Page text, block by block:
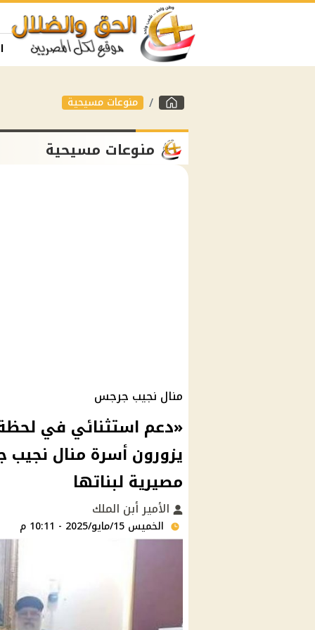
منوعات مسيحية
منوعات مسيحية
منال نجيب جرجس
«دعم استثنائي في
يزورون أسرة منال
مصيرية لبناتها
الأمير أبن الملك
الخميس 15/مايو/2025 - 10:11 م